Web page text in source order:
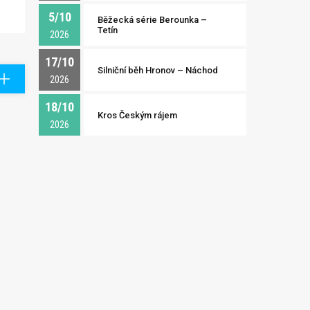
5/10
2026
Běžecká série Berounka –
Tetín
17/10
2026
Silniční běh Hronov – Náchod
18/10
2026
Kros Českým rájem